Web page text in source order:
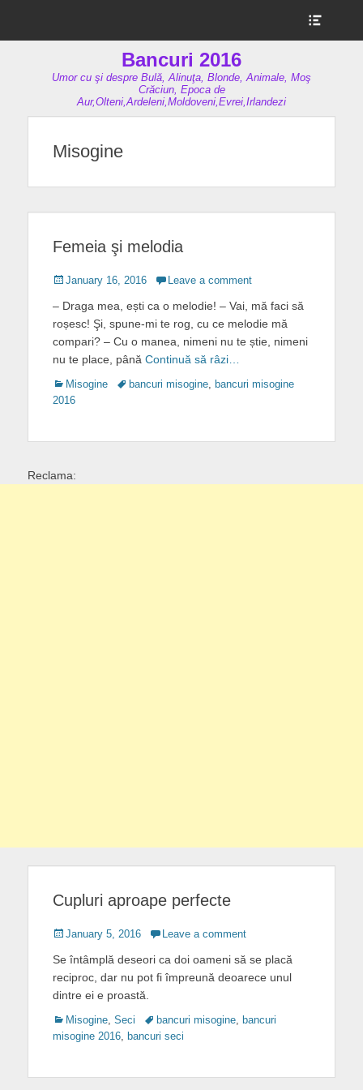
Sidebar
Bancuri 2016
Umor cu şi despre Bulă, Alinuţa, Blonde, Animale, Moş
Crăciun, Epoca de
Aur,Olteni,Ardeleni,Moldoveni,Evrei,Irlandezi
Misogine
Femeia şi melodia
Posted
January 16, 2016 Leave a comment
– Draga mea, ești ca o melodie! – Vai, mă faci să
roșesc! Şi, spune-mi te rog, cu ce melodie mă
compari? – Cu o manea, nimeni nu te știe, nimeni
nu te place, până Continuă să râzi…
Categories
Misogine Tagsbancuri misogine, bancuri misogine
2016
Reclama:
Cupluri aproape perfecte
Posted
January 5, 2016 Leave a comment
Se întâmplă deseori ca doi oameni să se placă
reciproc, dar nu pot fi împreună deoarece unul
dintre ei e proastă.
Categories
Misogine, Seci Tagsbancuri misogine, bancuri
misogine 2016, bancuri seci